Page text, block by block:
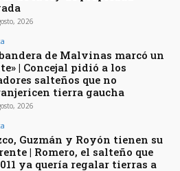
2026
de Malvinas marcó un
| Concejal pidió a los
salteños que no
tierra gaucha
2026
Guzmán y Royón tienen su
| Romero, el salteño que
ya quería regalar tierras a